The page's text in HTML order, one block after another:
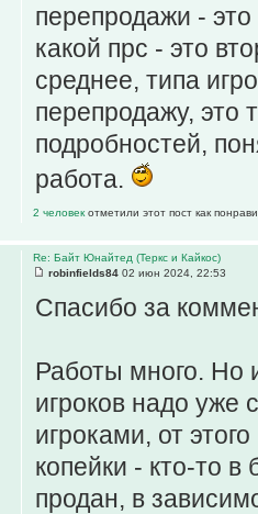
перепродажи -
какой прс - это
среднее, типа
перепродажу, это
подробностей,
работа.
2 человек отметили этот пост как
Re: Байт Юнайтед (Теркс и Кайкос)
robinfields84 02 июн 2024, 22:53
Спасибо за
Работы много. Но
игроков надо уже
игроками, от
копейки - кто-то в
продан, в